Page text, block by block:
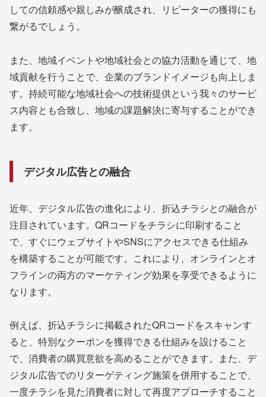
しての信頼感や親しみが醸成され、リピーターの獲得にも
繋がるでしょう。
また、地域イベントや地域社会との協力活動を通じて、地
域貢献を行うことで、企業のブランドイメージも向上しま
す。持続可能な地域社会への技術提供という我々のサービ
ス内容とも合致し、地域の課題解決に寄与することができ
ます。
デジタル広告との融合
近年、デジタル広告の進化により、折込チラシとの融合が
注目されています。QRコードをチラシに印刷すること
で、すぐにウェブサイトやSNSにアクセスできる仕組み
を構築することが可能です。これにより、オンラインとオ
フラインの両方のマーケティング効果を享受できるように
なります。
例えば、折込チラシに掲載されたQRコードをスキャンす
ると、特別なクーポンを獲得できる仕組みを設けること
で、消費者の購買意欲を高めることができます。また、デ
ジタル広告でのリターゲティング施策を併用することで、
一度チラシを見た消費者に対して再度アプローチすること